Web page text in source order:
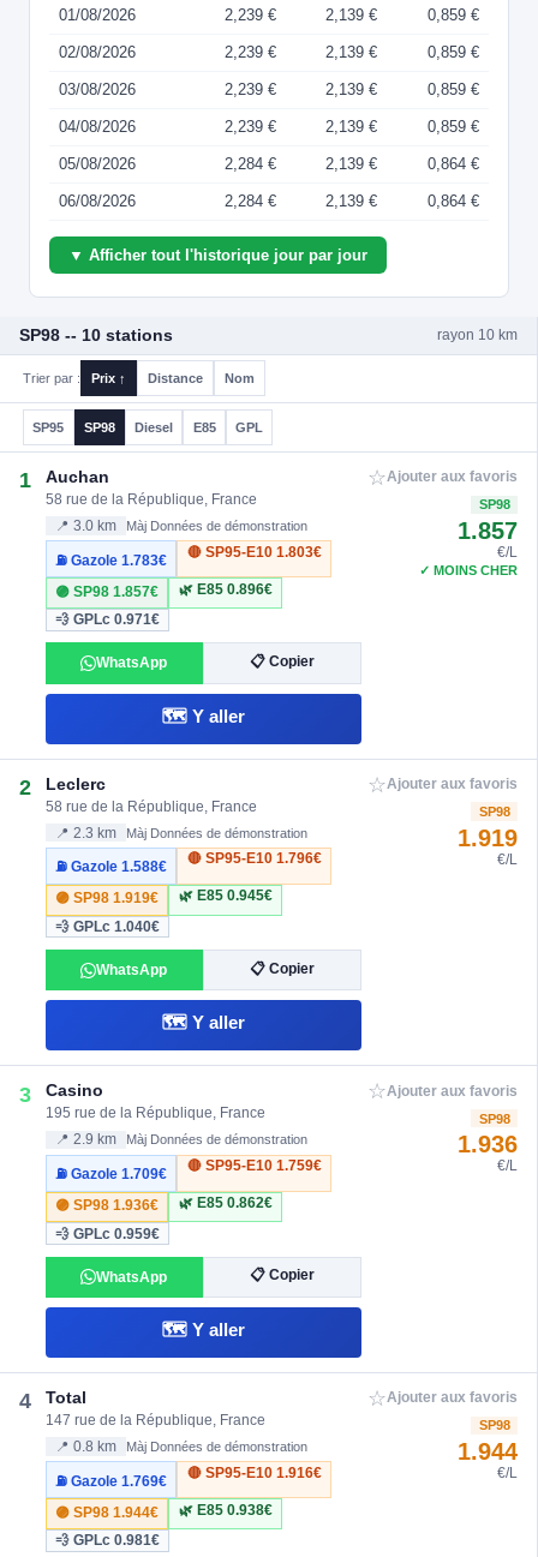
01/08/2026 2,239 € 2,139 € 0,859 €
02/08/2026 2,239 € 2,139 € 0,859 €
03/08/2026 2,239 € 2,139 € 0,859 €
04/08/2026 2,239 € 2,139 € 0,859 €
05/08/2026 2,284 € 2,139 € 0,864 €
06/08/2026 2,284 € 2,139 € 0,864 €
▼ Afficher tout l'historique jour par jour
SP98 -- 10 stations rayon 10 km
Trier par : Prix ↑ Distance Nom
SP95 SP98 Diesel E85 GPL
1 Auchan
58 rue de la République, France
📍 3.0 km Màj Données de démonstration
⛽ Gazole1.783€
🔴 SP95-E10 1.803€
🟣 SP981.857€ 🌿 E85 0.896€
💨 GPLc0.971€
WhatsApp 📋 Copier
🗺️ Y aller
☆Ajouter aux favoris
SP98
1.857
€/L
✓ MOINS CHER
2 Leclerc
58 rue de la République, France
📍 2.3 km Màj Données de démonstration
⛽ Gazole1.588€
🔴 SP95-E10 1.796€
🟣 SP981.919€ 🌿 E85 0.945€
💨 GPLc1.040€
WhatsApp 📋 Copier
🗺️ Y aller
☆Ajouter aux favoris
SP98
1.919
€/L
3 Casino
195 rue de la République, France
📍 2.9 km Màj Données de démonstration
⛽ Gazole1.709€
🔴 SP95-E10 1.759€
🟣 SP981.936€ 🌿 E85 0.862€
💨 GPLc0.959€
WhatsApp 📋 Copier
🗺️ Y aller
☆Ajouter aux favoris
SP98
1.936
€/L
4 Total
147 rue de la République, France
📍 0.8 km Màj Données de démonstration
⛽ Gazole1.769€
🔴 SP95-E10 1.916€
🟣 SP981.944€ 🌿 E85 0.938€
💨 GPLc0.981€
☆Ajouter aux favoris
SP98
1.944
€/L